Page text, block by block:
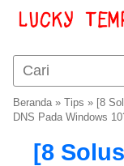
Beranda» Tips » [8
DNS Pada Windows
[8